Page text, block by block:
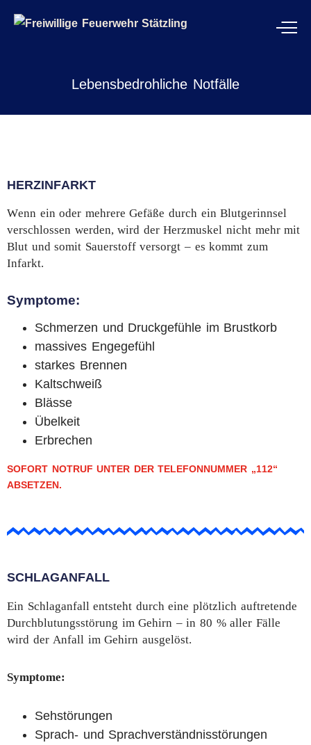
Lebensbedrohliche Notfälle
HERZINFARKT
Wenn ein oder mehrere Gefäße durch ein Blutgerinnsel
verschlossen werden, wird der Herzmuskel nicht mehr mit
Blut und somit Sauerstoff versorgt – es kommt zum
Infarkt.
Symptome:
Schmerzen und Druckgefühle im Brustkorb
massives Engegefühl
starkes Brennen
Kaltschweiß
Blässe
Übelkeit
Erbrechen
SOFORT NOTRUF UNTER DER TELEFONNUMMER „112“
ABSETZEN.
SCHLAGANFALL
Ein Schlaganfall entsteht durch eine plötzlich auftretende
Durchblutungsstörung im Gehirn – in 80 % aller Fälle
wird der Anfall im Gehirn ausgelöst.
Symptome:
Sehstörungen
Sprach- und Sprachverständnisstörungen